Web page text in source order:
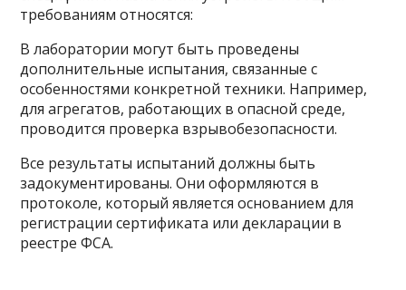
требованиям относятся:
В лаборатории могут быть проведены
дополнительные испытания, связанные с
особенностями конкретной техники. Например,
для агрегатов, работающих в опасной среде,
проводится проверка взрывобезопасности.
Все результаты испытаний должны быть
задокументированы. Они оформляются в
протоколе, который является основанием для
регистрации сертификата или декларации в
реестре ФСА.